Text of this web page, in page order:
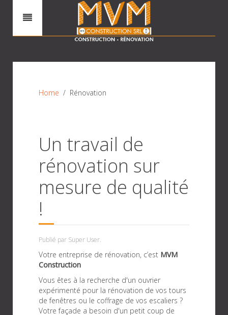
Home Rénovation
Un travail de
rénovation sur
mesure de qualité
!
Publié par Super User.
Votre entreprise de rénovation, c’est MVM
Construction
Vous êtes à la recherche d'un ouvrier
expérimenté pour la rénovation de vos tours
de fenêtres ou le coffrage de vos escaliers ?
Votre façade a besoin d'un petit coup de